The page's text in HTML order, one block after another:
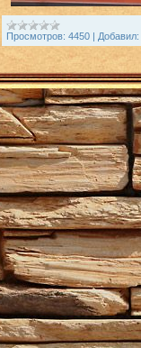
Просмотров: 4450 Добавил: